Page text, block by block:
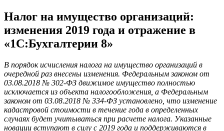
Налог на имущество организаций:
изменения 2019 года и отражение в
«1С:Бухгалтерии 8»
В порядок исчисления налога на имущество организаций в
очередной раз внесены изменения. Федеральным законом от
03.08.2018 № 302-ФЗ движимое имущество полностью
исключается из объекта налогообложения, а Федеральным
законом от 03.08.2018 № 334-ФЗ установлено, что изменение
кадастровой стоимости в течение года в определенных
случаях будет учитываться при расчете налога. Указанные
новации вступают в силу с 2019 года и поддерживаются в